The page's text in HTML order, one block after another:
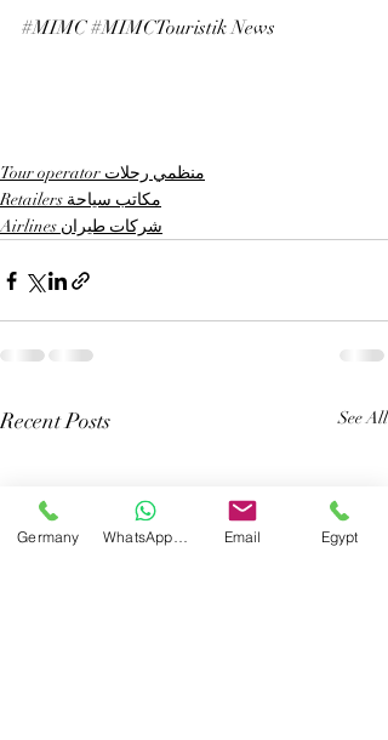
#MIMC #MIMCTouristik News
Tour operator منظمي رحلات
Retailers مكاتب سياحة
Airlines شركات طيران
Recent Posts See All
Germany Email Egypt